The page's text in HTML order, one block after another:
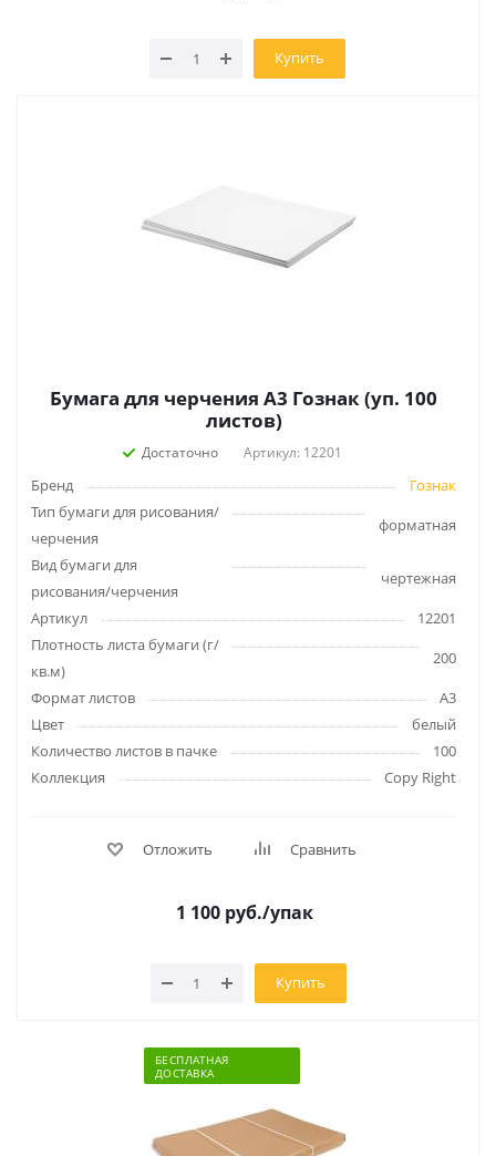
Купить
Бумага для черчения А3 Гознак (уп. 100
листов)
Достаточно Артикул: 12201
Бренд
Гознак
Тип бумаги для рисования/
черчения
форматная
Вид бумаги для
рисования/черчения
чертежная
Артикул
12201
Плотность листа бумаги (г/
кв.м)
200
Формат листов
A3
Цвет
белый
Количество листов в пачке
100
Коллекция
Сopy Right
Отложить Сравнить
1 100руб./упак
Купить
БЕСПЛАТНАЯ
ДОСТАВКА